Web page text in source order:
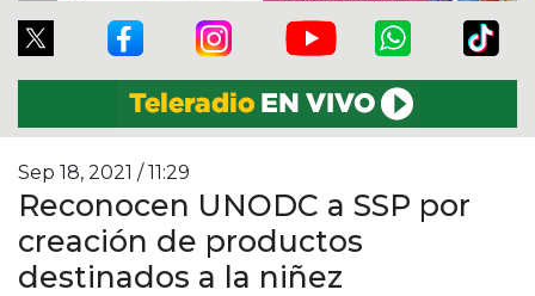
Sep 18, 2021 / 11:29
Reconocen UNODC a SSP por
creación de productos
destinados a la niñez